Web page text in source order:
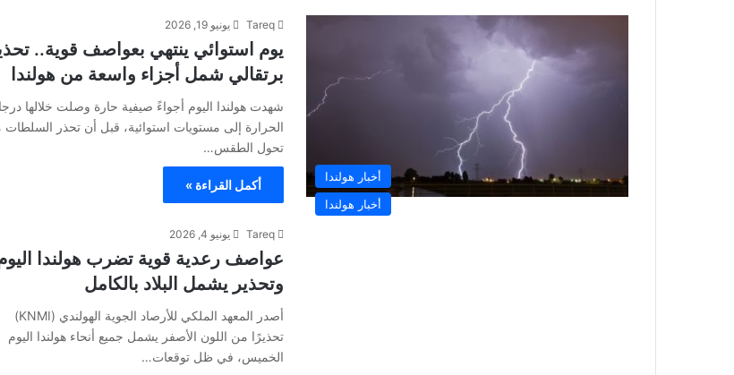
أخبار هولندا
Tareq يونيو 19, 2026
يوم استوائي ينتهي بعواصف قوية..
برتقالي شمل أجزاء واسعة من هولندا
شهدت هولندا اليوم أجواءً صيفية حارة وصلت خلالها
الحرارة إلى مستويات استوائية، قبل أن تحذر
تحول الطقس…
أكمل القراءة »
أخبار هولندا
Tareq يونيو 4, 2026
عواصف رعدية قوية تضرب هولندا
وتحذير يشمل البلاد بالكامل
أصدر المعهد الملكي للأرصاد الجوية الهولندي (KNMI)
تحذيرًا من اللون الأصفر يشمل جميع أنحاء هولندا اليوم
الخميس، في ظل توقعات…